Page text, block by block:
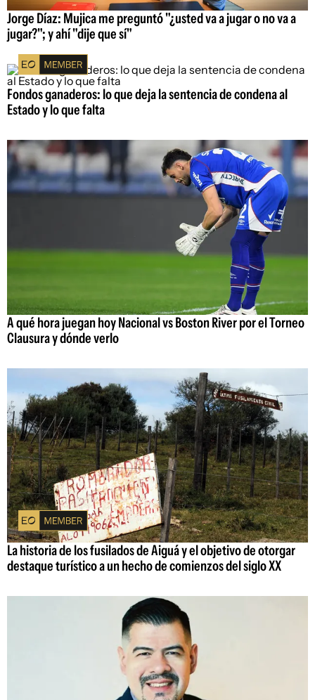
Jorge Díaz: Mujica me preguntó "¿usted va a jugar o no va a
jugar?"; y ahí "dije que sí"
Fondos ganaderos: lo que deja la sentencia de condena al
Estado y lo que falta
A qué hora juegan hoy Nacional vs Boston River por el Torneo
Clausura y dónde verlo
La historia de los fusilados de Aiguá y el objetivo de otorgar
destaque turístico a un hecho de comienzos del siglo XX